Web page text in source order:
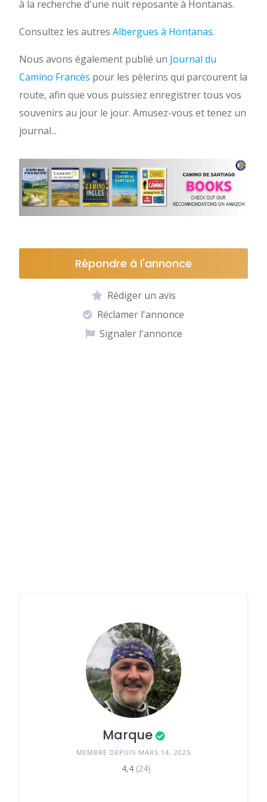
à la recherche d'une nuit reposante à Hontanas.
Consultez les autres Albergues à Hontanas.
Nous avons également publié un Journal du
Camino Francés pour les pèlerins qui parcourent la
route, afin que vous puissiez enregistrer tous vos
souvenirs au jour le jour. Amusez-vous et tenez un
journal...
Répondre à l'annonce
Rédiger un avis
Réclamer l'annonce
Signaler l'annonce
Marque
MEMBRE DEPUIS MARS 14, 2025
4,4 (24)